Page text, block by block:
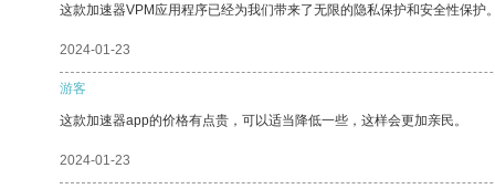
这款加速器VPM应用程序已经为我们带来了无限的隐私保护和安全性保护
2024-01-23
游客
这款加速器app的价格有点贵，可以适当降低一些，这样会更加亲民。
2024-01-23